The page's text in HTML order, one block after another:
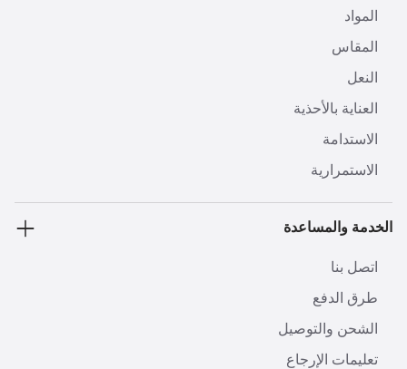
المواد
المقاس
النعل
العناية بالأحذية
الاستدامة
الاستمرارية
الخدمة والمساعدة
اتصل بنا
طرق الدفع
الشحن والتوصيل
تعليمات الإرجاع